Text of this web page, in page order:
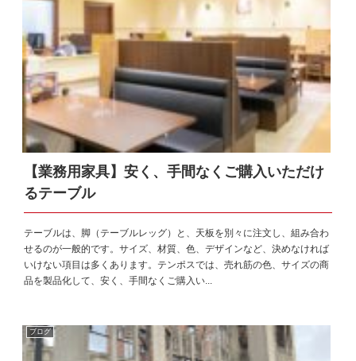
【業務用家具】安く、手間なくご購入いただけ
るテーブル
テーブルは、脚（テーブルレッグ）と、天板を別々に注文し、組み合わ
せるのが一般的です。サイズ、材質、色、デザインなど、決めなければ
いけない項目は多くあります。テンポスでは、売れ筋の色、サイズの商
品を製品化して、安く、手間なくご購入い...
ブログ